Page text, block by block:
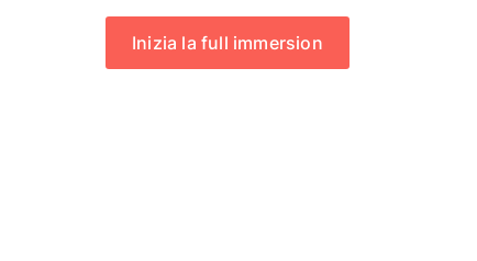
Inizia la full immersion